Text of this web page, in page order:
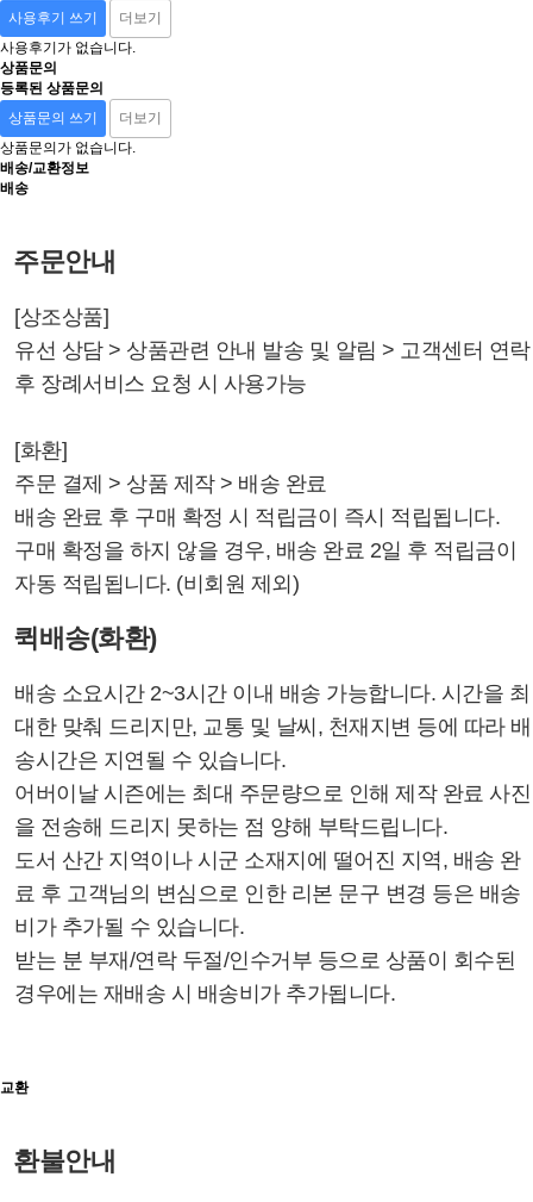
사용후기 쓰기
더보기
사용후기가 없습니다.
상품문의
등록된 상품문의
상품문의 쓰기
더보기
상품문의가 없습니다.
배송/교환정보
배송
주문안내
[상조상품]
유선 상담 > 상품관련 안내 발송 및 알림 > 고객센터 연락
후 장례서비스 요청 시 사용가능
[화환]
주문 결제 > 상품 제작 > 배송 완료
배송 완료 후 구매 확정 시 적립금이 즉시 적립됩니다.
구매 확정을 하지 않을 경우, 배송 완료 2일 후 적립금이
자동 적립됩니다. (비회원 제외)
퀵배송(화환)
배송 소요시간 2~3시간 이내 배송 가능합니다. 시간을 최
대한 맞춰 드리지만, 교통 및 날씨, 천재지변 등에 따라 배
송시간은 지연될 수 있습니다.
어버이날 시즌에는 최대 주문량으로 인해 제작 완료 사진
을 전송해 드리지 못하는 점 양해 부탁드립니다.
도서 산간 지역이나 시군 소재지에 떨어진 지역, 배송 완
료 후 고객님의 변심으로 인한 리본 문구 변경 등은 배송
비가 추가될 수 있습니다.
받는 분 부재/연락 두절/인수거부 등으로 상품이 회수된
경우에는 재배송 시 배송비가 추가됩니다.
교환
환불안내